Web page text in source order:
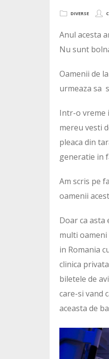
DIVERSE
Anul acesta
Nu sunt
Oamenii de
urmeaza sa
Intr-o vreme
mereu vesti
pleaca din
generatie in
Am scris pe
oamenii
Doar ca asta
multi
in Romania
clinica
biletele de
care-si vand
aceasta de